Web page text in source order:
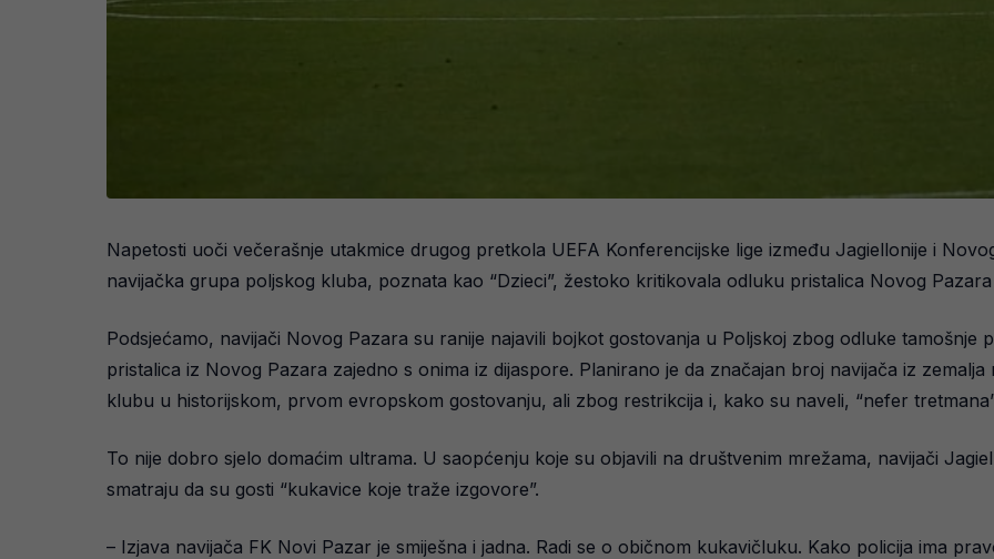
Napetosti uoči večerašnje utakmice drugog pretkola UEFA Konferencijske lige između Jagiellonije i
navijačka grupa poljskog kluba, poznata kao “Dzieci”, žestoko kritikovala odluku pristalica Novog
Podsjećamo, navijači Novog Pazara su ranije najavili bojkot gostovanja u Poljskoj zbog odluke tamošnje
pristalica iz Novog Pazara zajedno s onima iz dijaspore. Planirano je da značajan broj navijača iz
klubu u historijskom, prvom evropskom gostovanju, ali zbog restrikcija i, kako su naveli, “nefer
To nije dobro sjelo domaćim ultrama. U saopćenju koje su objavili na društvenim mrežama, navijači
smatraju da su gosti “kukavice koje traže izgovore”.
– Izjava navijača FK Novi Pazar je smiješna i jadna. Radi se o običnom kukavičluku. Kako policija ima